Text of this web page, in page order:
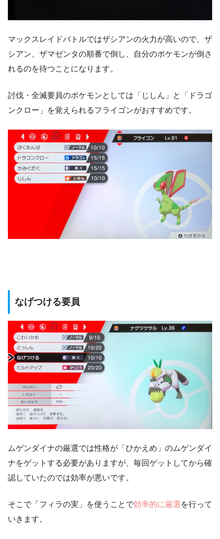
マックスレイドバトルではザシアンの火力が高いので、ザ
シアン、ザマゼンタの順番で倒し、
自分のポケモンが倒さ
れるのを待つことになります。
討伐・全滅要員のポケモンとしては「じしん」と「ドラゴ
ンクロー」を覚えられるフライゴンがおすすめです。
なげつける要員
ムゲンダイナの厳選では性格が「ひかえめ」のムゲンダイ
ナをゲットする必要がありますが、 毎回ゲットしてから確
認していたのでは効率が悪いです。
そこで「フィラの実」を使うことで効率的に厳選を行って
いきます。